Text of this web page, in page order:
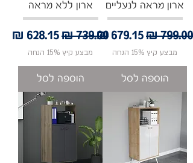
ארון מראה לנעליים
מחיר רגילמחיר מבצע
מבצע קיץ 15% הנחה
הוספה לסל
ארון ללא מראה
מחיר רגילמחיר
מבצע קיץ 15% הנחה
הוספה לסל